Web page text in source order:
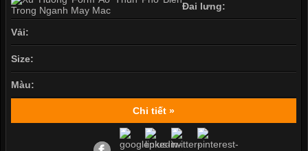
Đai lưng:
Vải:
Size:
Màu:
Chi tiết »